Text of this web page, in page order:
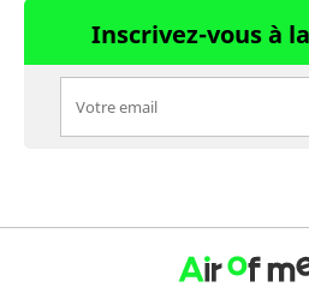
Inscrivez-vous à